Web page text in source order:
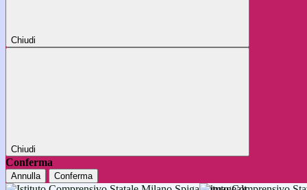
Chiudi
Chiudi
Conferma
Annulla Conferma